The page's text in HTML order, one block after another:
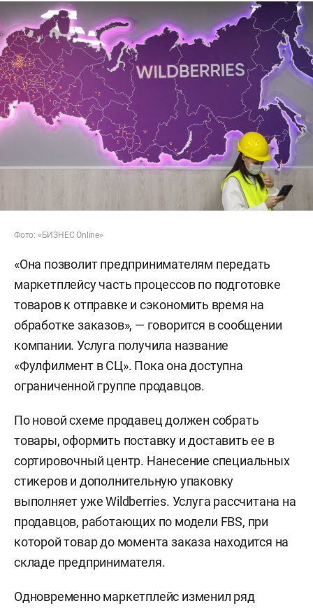
Фото: «БИЗНЕС Online»
«Она позволит предпринимателям передать
маркетплейсу часть процессов по подготовке
товаров к отправке и сэкономить время на
обработке заказов», — говорится в сообщении
компании. Услуга получила название
«Фулфилмент в СЦ». Пока она доступна
ограниченной группе продавцов.
По новой схеме продавец должен собрать
товары, оформить поставку и доставить ее в
сортировочный центр. Нанесение специальных
стикеров и дополнительную упаковку
выполняет уже Wildberries. Услуга рассчитана на
продавцов, работающих по модели FBS, при
которой товар до момента заказа находится на
складе предпринимателя.
Одновременно маркетплейс изменил ряд